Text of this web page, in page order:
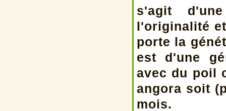
s'agit
l'originalité
porte la
est d'une
avec du poil
angora soit
mois.